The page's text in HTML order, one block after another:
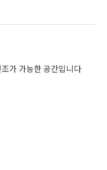
가 가능한 공간입니다